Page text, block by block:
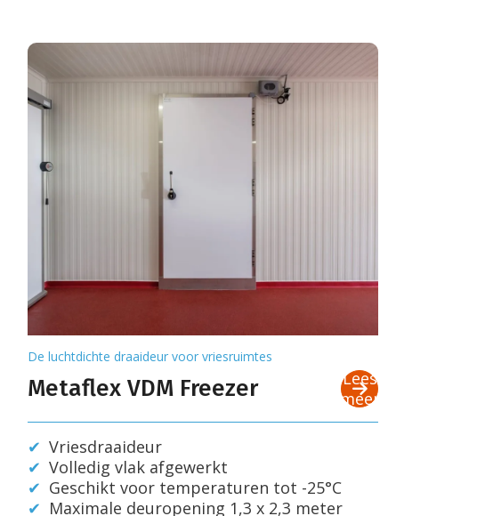
Metaflex VDM Freezer
De luchtdichte draaideur voor vriesruimtes
Vriesdraaideur
Volledig vlak afgewerkt
Geschikt voor temperaturen tot -25°C
Maximale deuropening 1,3 x 2,3 meter
Lees
meer